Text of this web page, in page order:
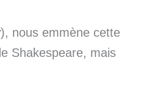
), nous emmène cette
Shakespeare, mais